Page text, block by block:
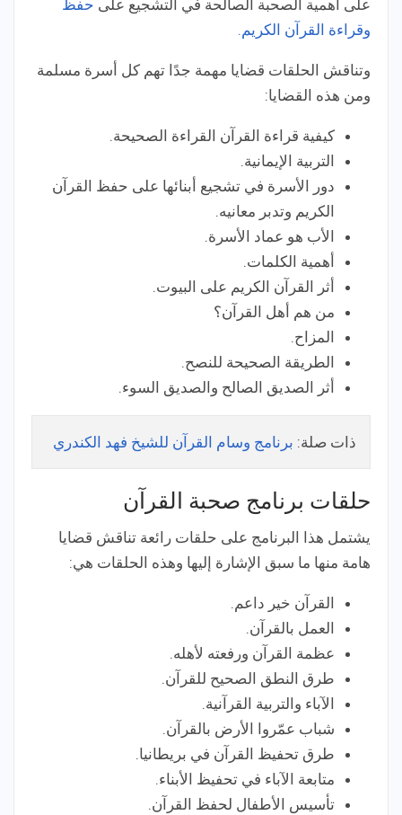
على أهمية الصحبة الصالحة في التشجيع على حفظ
وقراءة القرآن الكريم.
وتناقش الحلقات قضايا مهمة جدًا تهم كل أسرة مسلمة
ومن هذه القضايا:
كيفية قراءة القرآن القراءة الصحيحة.
التربية الإيمانية.
دور الأسرة في تشجيع أبنائها على حفظ القرآن
الكريم وتدبر معانيه.
الأب هو عماد الأسرة.
أهمية الكلمات.
أثر القرآن الكريم على البيوت.
من هم أهل القرآن؟
المزاح.
الطريقة الصحيحة للنصح.
أثر الصديق الصالح والصديق السوء.
ذات صلة: برنامج وسام القرآن للشيخ فهد الكندري
حلقات برنامج صحبة القرآن
يشتمل هذا البرنامج على حلقات رائعة تناقش قضايا
هامة منها ما سبق الإشارة إليها وهذه الحلقات هي:
القرآن خير داعم.
العمل بالقرآن.
عظمة القرآن ورفعته لأهله.
طرق النطق الصحيح للقرآن.
الآباء والتربية القرآنية.
شباب عمّروا الأرض بالقرآن.
طرق تحفيظ القرآن في بريطانيا.
متابعة الآباء في تحفيظ الأبناء.
تأسيس الأطفال لحفظ القرآن.